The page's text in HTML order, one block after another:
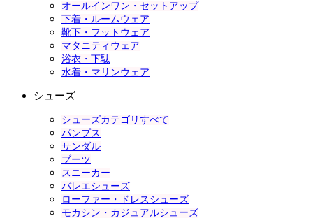
オールインワン・セットアップ
下着・ルームウェア
靴下・フットウェア
マタニティウェア
浴衣・下駄
水着・マリンウェア
シューズ
シューズカテゴリすべて
パンプス
サンダル
ブーツ
スニーカー
バレエシューズ
ローファー・ドレスシューズ
モカシン・カジュアルシューズ